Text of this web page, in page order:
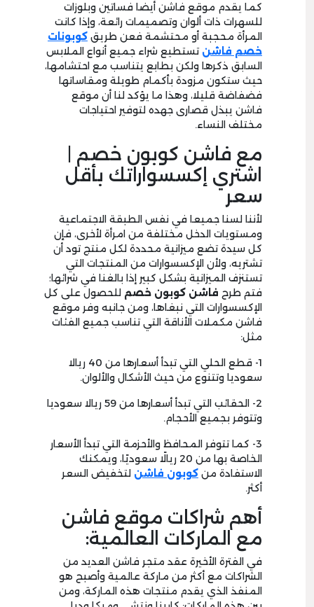
كما يقدم موقع فاشن أيضا فساتين وبلوزات
للسهرات ذات ألوان وتصميمات رائعة، وإذا كانت
المرأة محجبة أو محتشمة فعن طريق كوبونات
خصم فاشن تستطيع شراء جميع أنواع الملابس
السابق ذكرها ولكن بطابع يتناسب مع احتشامها،
حيث ستكون مزودة بأكمام طويلة ومقاساتها
فضفاضة قليلا، وهذا ما يؤكد لنا أن موقع
فاشن يبذل قصارى جهده لتوفير احتياجات
مختلف النساء.
مع فاشن كوبون خصم |
اشتري إكسسواراتك بأقل
سعر
لأننا لسنا جميعا في نفس الطبقة الاجتماعية
ومستويات الدخل مختلفة من امرأة لأخرى، فإن
كل سيدة تضع ميزانية محددة لكل منتج تود أن
تشتريه، ولأن الإكسسوارات من المنتجات التي
تستنزف الميزانية بشكل كبير إذا بالغنا في شرائها؛
فتم طرح فاشن كوبون خصم للحصول على كل
الإكسسوارات التي نبغاها، ومن جانبه وفر موقع
فاشن مكملات الأناقة التي تناسب جميع الفئات
مثل:
1- قطع الحلي التي تبدأ أسعارها من 40 ريالا
سعوديا وتتنوع من حيث الأشكال والألوان.
2- الحقائب التي تبدأ أسعارها من 59 ريالا سعوديا
وتتوفر بجميع الأحجام.
3- كما تتوفر المحافظ والأحزمة التي تبدأ الأسعار
الخاصة بها من 20 ريالًا سعوديًا، ويمكنك
الاستفادة من كوبون فاشن لتخفيض السعر
أكثر.
أهم شراكات موقع فاشن
مع الماركات العالمية:
في الفترة الأخيرة عقد متجر فاشن العديد من
الشراكات مع أكثر من ماركة عالمية وأصبح هو
المنفذ الذي يقدم منتجات هذه الماركة، ومن